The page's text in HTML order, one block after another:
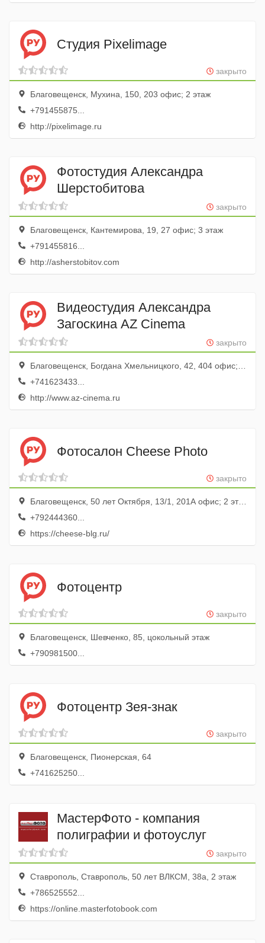
Студия Pixelimage
закрыто
Благовещенск, Мухина, 150, 203 офис; 2 этаж
+791455875...
http://pixelimage.ru
Фотостудия Александра
Шерстобитова
закрыто
Благовещенск, Кантемирова, 19, 27 офис; 3 этаж
+791455816...
http://asherstobitov.com
Видеостудия Александра
Загоскина AZ Cinema
закрыто
Благовещенск, Богдана Хмельницкого, 42, 404 офис; 4 этаж
+741623433...
http://www.az-cinema.ru
Фотосалон Cheese Photo
закрыто
Благовещенск, 50 лет Октября, 13/1, 201А офис; 2 этаж
+792444360...
https://cheese-blg.ru/
Фотоцентр
закрыто
Благовещенск, Шевченко, 85, цокольный этаж
+790981500...
Фотоцентр Зея-знак
закрыто
Благовещенск, Пионерская, 64
+741625250...
МастерФото - компания
полиграфии и фотоуслуг
закрыто
Ставрополь, Ставрополь, 50 лет ВЛКСМ, 38а, 2 этаж
+786525552...
https://online.masterfotobook.com